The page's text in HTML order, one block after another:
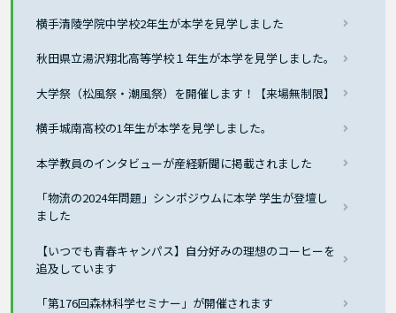
横手清陵学院中学校2年生が本学を見学しました
秋田県立湯沢翔北高等学校１年生が本学を見学しました。
大学祭（松風祭・潮風祭）を開催します！【来場無制限】
横手城南高校の1年生が本学を見学しました。
本学教員のインタビューが産経新聞に掲載されました
「物流の2024年問題」シンポジウムに本学 学生が登壇し
ました
【いつでも青春キャンパス】自分好みの理想のコーヒーを
追及しています
「第176回森林科学セミナー」が開催されます